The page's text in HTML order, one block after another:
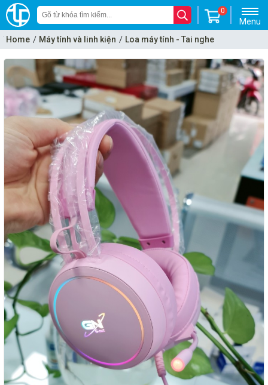
Menu
0
Home Máy tính và linh kiện
Loa máy tính - Tai nghe
Headphone - Tai nghe